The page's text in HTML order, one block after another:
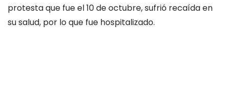
protesta que fue el 10 de octubre, sufrió recaída en
su salud, por lo que fue hospitalizado.